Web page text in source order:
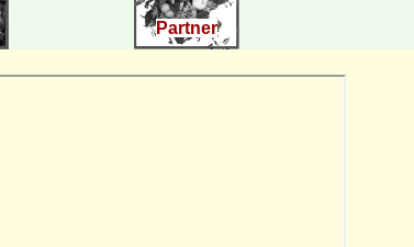
Partner